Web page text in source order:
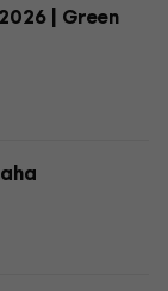
| Green